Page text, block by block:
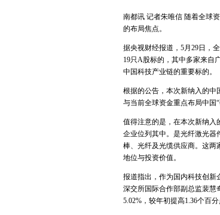
南都讯 记者朱唯信 随着全球
的布局焦点。
据央视财经报道，5月29日，
19只A股标的，其中多家来自
中国科技产业链的重要标的。
根据的公告，本次新纳入的
与当前全球资金重点布局中国
值得注意的是，在本次新纳入
企业位列其中。是光纤激光器
棒、光纤及光缆供应商。这两
地位与投资价值。
报道指出，作为国内科技创新
深交所国际合作部副总监裴慧
5.02%，较年初提高1.36个百